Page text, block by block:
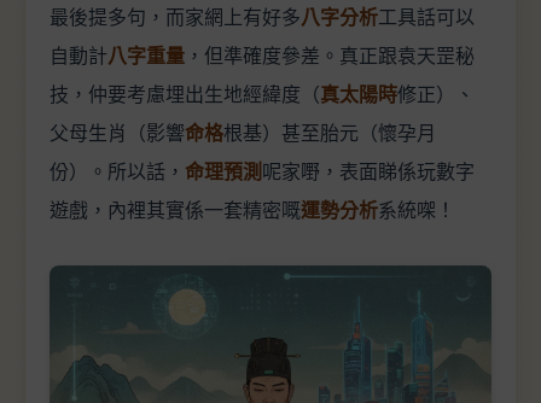
最後提多句，而家網上有好多八字分析工具話可以
自動計八字重量 ，但準確度參差。真正跟袁天罡秘
技，仲要考慮埋出生地經緯度（真太陽時修正）、
父母生肖（影響命格根基）甚至胎元（懷孕月
份）。所以話， 命理預測呢家嘢，表面睇係玩數字
遊戲，內裡其實係一套精密嘅運勢分析系統㗎！